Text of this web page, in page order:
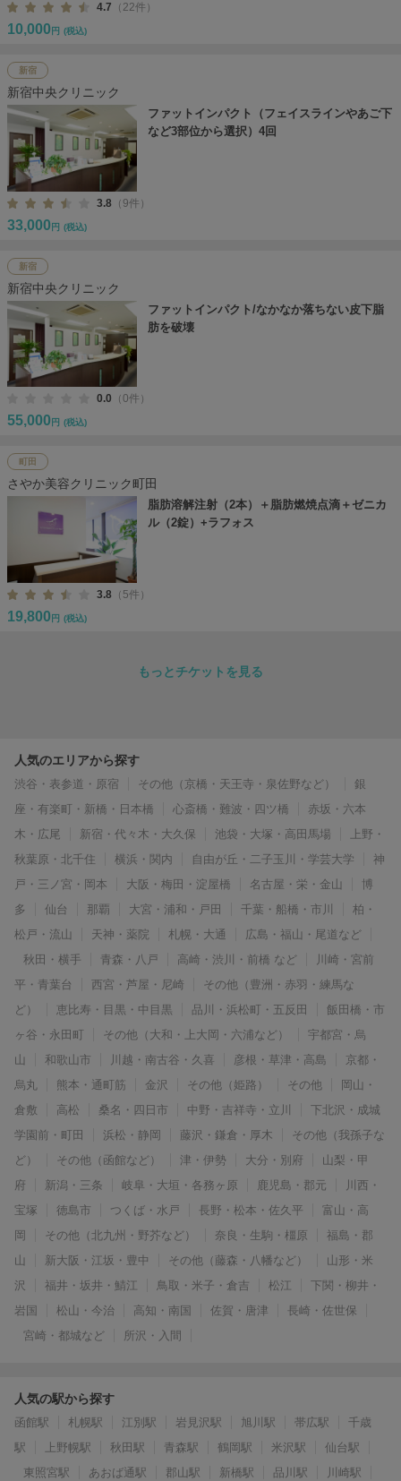
4.7 （22件）
10,000 円 (税込)
新宿
新宿中央クリニック
ファットインパクト（フェイスラインやあご下
など3部位から選択）4回
3.8 （9件）
33,000 円 (税込)
新宿
新宿中央クリニック
ファットインパクト/なかなか落ちない皮下脂
肪を破壊
0.0 （0件）
55,000 円 (税込)
町田
さやか美容クリニック町田
脂肪溶解注射（2本）＋脂肪燃焼点滴＋ゼニカ
ル（2錠）+ラフォス
3.8 （5件）
19,800 円 (税込)
もっとチケットを見る
人気のエリアから探す
渋谷・表参道・原宿 その他（京橋・天王寺・泉佐野など）
銀
座・有楽町・新橋・日本橋
心斎橋・難波・四ツ橋
赤坂・六本
木・広尾
新宿・代々木・大久保 池袋・大塚・高田馬場
上野・
秋葉原・北千住
横浜・関内 自由が丘・二子玉川・学芸大学
神
戸・三ノ宮・岡本
大阪・梅田・淀屋橋 名古屋・栄・金山
博
多
仙台 那覇 大宮・浦和・戸田 千葉・船橋・市川
柏・
松戸・流山
天神・薬院 札幌・大通
広島・福山・尾道など
秋田・横手
青森・八戸 高崎・渋川・前橋 など
川崎・宮前
平・青葉台
西宮・芦屋・尼崎
その他（豊洲・赤羽・練馬な
ど）
恵比寿・目黒・中目黒 品川・浜松町・五反田
飯田橋・市
ヶ谷・永田町
その他（大和・上大岡・六浦など）
宇都宮・烏
山
和歌山市 川越・南古谷・久喜 彦根・草津・高島
京都・
烏丸
熊本・通町筋 金沢 その他（姫路） その他
岡山・
倉敷
高松 桑名・四日市 中野・吉祥寺・立川
下北沢・成城
学園前・町田
浜松・静岡 藤沢・鎌倉・厚木
その他（我孫子な
ど）
その他（函館など） 津・伊勢 大分・別府
山梨・甲
府
新潟・三条 岐阜・大垣・各務ヶ原 鹿児島・郡元
川西・
宝塚
徳島市 つくば・水戸 長野・松本・佐久平
富山・高
岡
その他（北九州・野芥など） 奈良・生駒・橿原
福島・郡
山
新大阪・江坂・豊中 その他（藤森・八幡など）
山形・米
沢
福井・坂井・鯖江 鳥取・米子・倉吉 松江
下関・柳井・
岩国
松山・今治 高知・南国 佐賀・唐津
長崎・佐世保
宮崎・都城など
所沢・入間
人気の駅から探す
函館駅 札幌駅 江別駅 岩見沢駅 旭川駅 帯広駅
千歳
駅
上野幌駅 秋田駅 青森駅 鶴岡駅 米沢駅
仙台駅
東照宮駅
あおば通駅 郡山駅 新橋駅 品川駅
川崎駅